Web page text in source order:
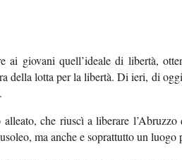
ai giovani quell’ideale di libertà,
della lotta per la libertà. Di ieri, di
che riuscì a liberare
ma anche e soprattutto un